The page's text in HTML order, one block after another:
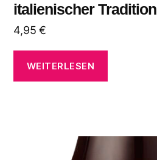
italienischer Tradition
4,95€
WEITERLESEN